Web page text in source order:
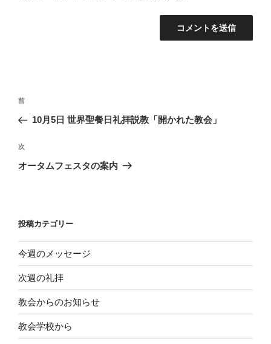
投
ナ
ビ
ゲ
ン
前
の
稿
前
10月5日 世界聖餐日礼拝説教「開かれた教会」
次
の
次
オータムフェスタの案内
投稿カテゴリー
今週のメッセージ
次週の礼拝
教会からのお知らせ
教会学校から